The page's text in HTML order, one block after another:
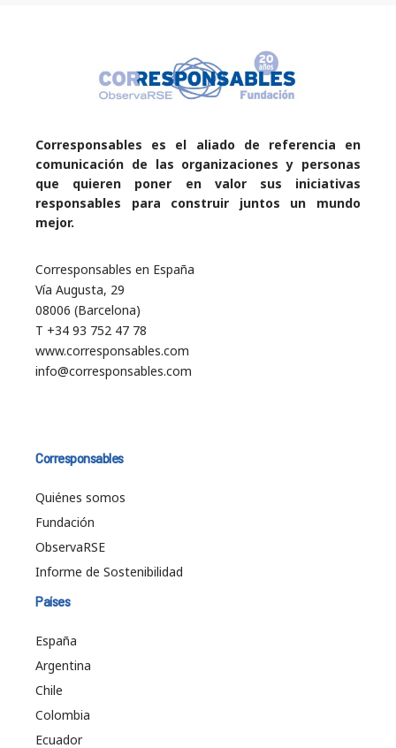
Corresponsables es el aliado de referencia en
comunicación de las organizaciones y personas
que quieren poner en valor sus iniciativas
responsables para construir juntos un mundo
mejor.
Corresponsables en España
Vía Augusta, 29
08006 (Barcelona)
T +34 93 752 47 78
www.corresponsables.com
info@corresponsables.com
Corresponsables
Quiénes somos
Fundación
ObservaRSE
Informe de Sostenibilidad
Países
España
Argentina
Chile
Colombia
Ecuador